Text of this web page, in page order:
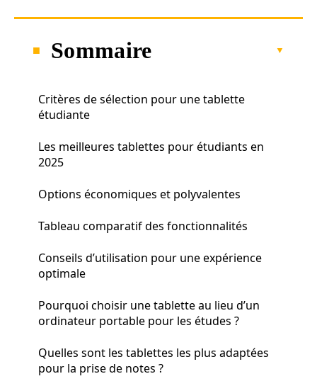
Sommaire
Critères de sélection pour une tablette
étudiante
Les meilleures tablettes pour étudiants en
2025
Options économiques et polyvalentes
Tableau comparatif des fonctionnalités
Conseils d’utilisation pour une expérience
optimale
Pourquoi choisir une tablette au lieu d’un
ordinateur portable pour les études ?
Quelles sont les tablettes les plus adaptées
pour la prise de notes ?